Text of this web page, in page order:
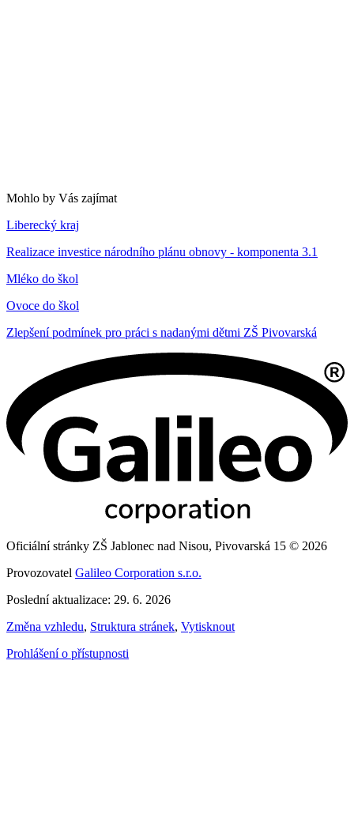
Mohlo by Vás zajímat
Liberecký kraj
Realizace investice národního plánu obnovy - komponenta 3.1
Mléko do škol
Ovoce do škol
Zlepšení podmínek pro práci s nadanými dětmi ZŠ Pivovarská
Oficiální stránky ZŠ Jablonec nad Nisou, Pivovarská 15 © 2026
Provozovatel Galileo Corporation s.r.o.
Poslední aktualizace: 29. 6. 2026
Změna vzhledu, Struktura stránek, Vytisknout
Prohlášení o přístupnosti